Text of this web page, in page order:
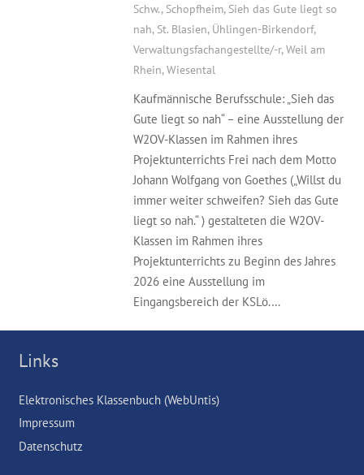
Schw., Schopfheim, Sieh das Gute liegt so
nah, St. Blasien, Ühlingen-Birkendorf,
Verwaltungsfachangestellte/-r, Weil am
Rhein, Wiesental
Kaufmännische Berufsschule: „Sieh das
Gute liegt so nah“ – eine Ausstellung der
W2OV-Klassen im Rahmen ihres
Projektunterrichts Frei nach dem Motto
Johann Wolfgang von Goethes („Willst du
immer weiter schweifen? Sieh das Gute
liegt so nah.“ ) gestalteten die W2OV-
Klassen im Rahmen ihres
Projektunterrichts zu Beginn des Jahres
2026 eine Ausstellung im
Eingangsbereich der KSLö.…
Links
Elektronisches Klassenbuch (WebUntis)
Impressum
Datenschutz